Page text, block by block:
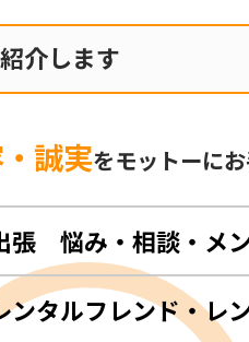
介します
誠実をモットーに
張 悩み・相談・メ
ンタルフレンド・レ